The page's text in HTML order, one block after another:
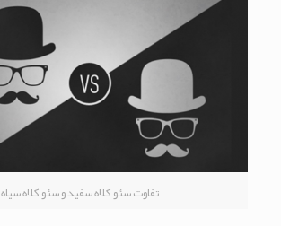
تفاوت سئو کلاه سفید و سئو کلاه سیاه